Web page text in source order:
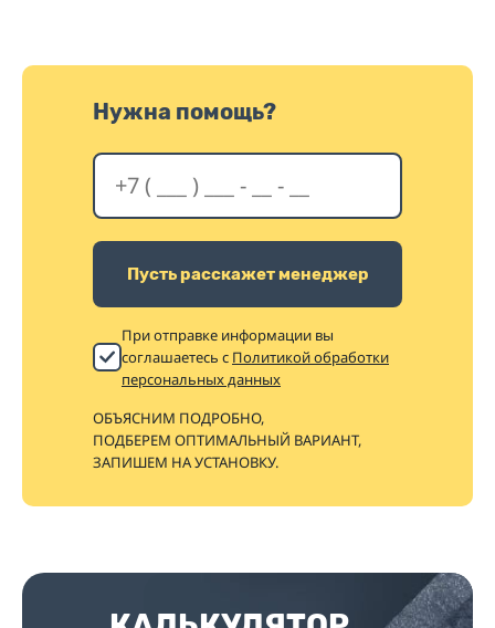
Нужна помощь?
Пусть расскажет менеджер
При отправке информации вы
соглашаетесь с Политикой обработки
персональных данных
ОБЪЯСНИМ ПОДРОБНО,
ПОДБЕРЕМ ОПТИМАЛЬНЫЙ ВАРИАНТ,
ЗАПИШЕМ НА УСТАНОВКУ.